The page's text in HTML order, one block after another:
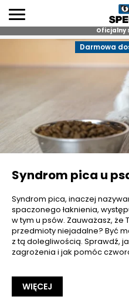
Skip
content
Oficjalny
Darmowa
Syndrom pica u
Syndrom pica, inaczej
spaczonego łaknienia,
w tym u psów. Zauważasz,
przedmioty niejadalne? Być
z tą dolegliwością. Sprawdź,
zagrożenia i jak pomóc
WIĘCEJ